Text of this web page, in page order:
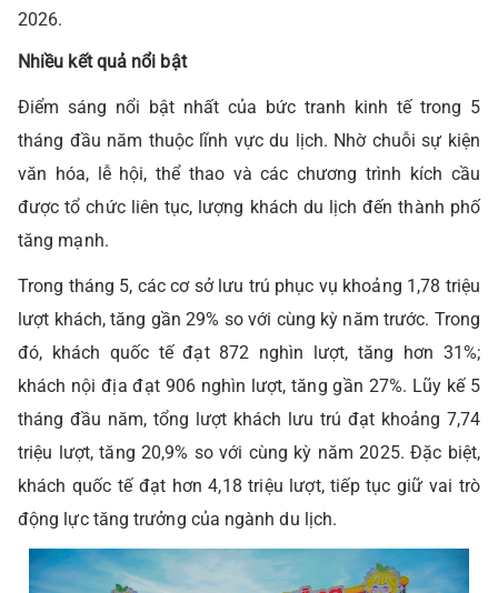
2026.
Nhiều kết quả nổi bật
Điểm sáng nổi bật nhất của bức tranh kinh tế trong 5
tháng đầu năm thuộc lĩnh vực du lịch. Nhờ chuỗi sự kiện
văn hóa, lễ hội, thể thao và các chương trình kích cầu
được tổ chức liên tục, lượng khách du lịch đến thành phố
tăng mạnh.
Trong tháng 5, các cơ sở lưu trú phục vụ khoảng 1,78 triệu
lượt khách, tăng gần 29% so với cùng kỳ năm trước. Trong
đó, khách quốc tế đạt 872 nghìn lượt, tăng hơn 31%;
khách nội địa đạt 906 nghìn lượt, tăng gần 27%. Lũy kế 5
tháng đầu năm, tổng lượt khách lưu trú đạt khoảng 7,74
triệu lượt, tăng 20,9% so với cùng kỳ năm 2025. Đặc biệt,
khách quốc tế đạt hơn 4,18 triệu lượt, tiếp tục giữ vai trò
động lực tăng trưởng của ngành du lịch.